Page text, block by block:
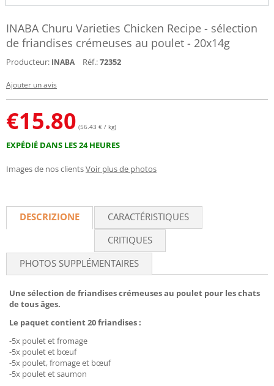
INABA Churu Varieties Chicken Recipe - sélection
de friandises crémeuses au poulet - 20x14g
Producteur: INABA Réf.:72352
Ajouter un avis
€15.80 (56.43 € / kg)
EXPÉDIÉ DANS LES 24 HEURES
Images de nos clientsVoir plus de photos
DESCRIZIONE
CARACTÉRISTIQUES
CRITIQUES
PHOTOS SUPPLÉMENTAIRES
Une sélection de friandises crémeuses au poulet pour les chats
de tous âges.
Le paquet contient 20 friandises :
-5x poulet et fromage
-5x pouletet bœuf
-5x poulet, fromage et bœuf
-5x pouletetsaumon